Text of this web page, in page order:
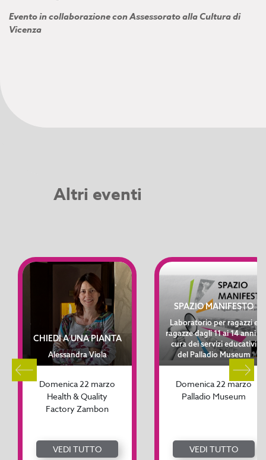
Evento in collaborazione con Assessorato alla Cultura di
Vicenza
Altri eventi
CHIEDI A UNA PIANTA
Alessandra Viola
Domenica 22 marzo
Health & Quality
Factory Zambon
VEDI TUTTO
SPAZIO MANIFESTO
Laboratorio per ragazzi e
ragazze dagli 11 ai 14 anni a
cura dei servizi educativi
del Palladio Museum
Domenica 22 marzo
Palladio Museum
VEDI TUTTO